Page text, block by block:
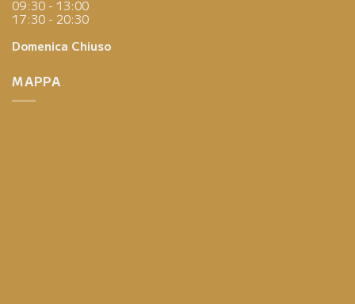
09:30 - 13:00
17:30 - 20:30
Domenica Chiuso
MAPPA